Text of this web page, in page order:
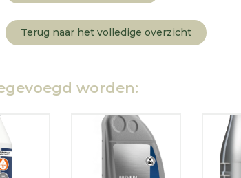
Terug naar het volledige overzicht
worden: